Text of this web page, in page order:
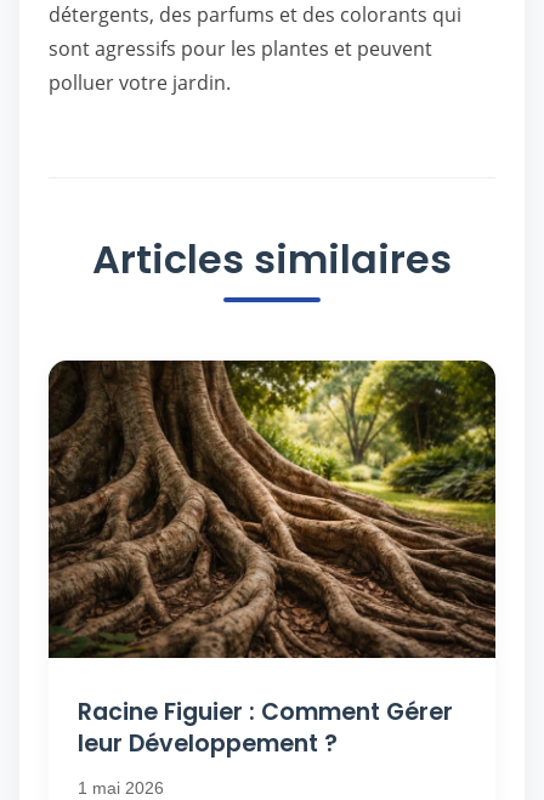
détergents, des parfums et des colorants qui
sont agressifs pour les plantes et peuvent
polluer votre jardin.
Articles similaires
Racine Figuier : Comment Gérer
leur Développement ?
1 mai 2026